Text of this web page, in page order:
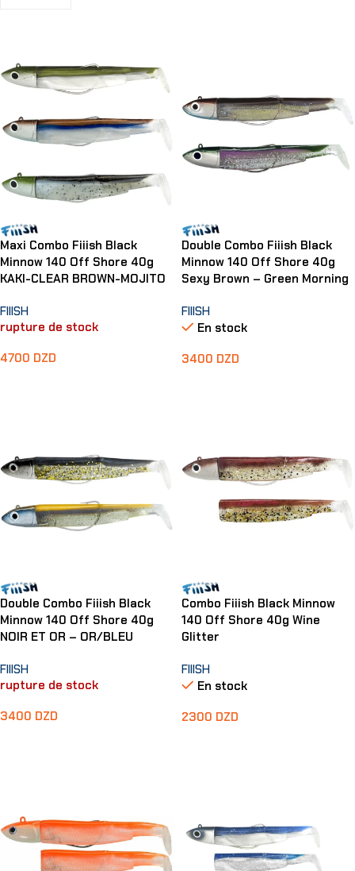
Maxi Combo Fiiish Black
Minnow 140 Off Shore 40g
KAKI-CLEAR BROWN-MOJITO
FIIISH
rupture de stock
4700 DZD
Double Combo Fiiish Black
Minnow 140 Off Shore 40g
Sexy Brown – Green Morning
FIIISH
En stock
3400 DZD
Double Combo Fiiish Black
Minnow 140 Off Shore 40g
NOIR ET OR – OR/BLEU
FIIISH
rupture de stock
3400 DZD
Combo Fiiish Black Minnow
140 Off Shore 40g Wine
Glitter
FIIISH
En stock
2300 DZD